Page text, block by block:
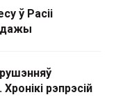
ў Расіі
рэпрэсій